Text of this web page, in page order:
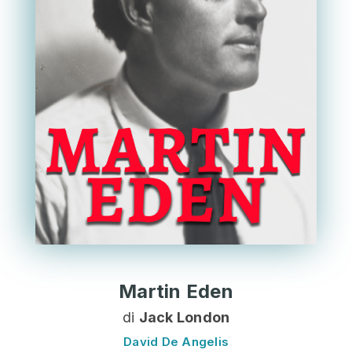
Martin Eden
di Jack London
David De Angelis